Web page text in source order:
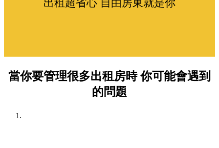
出租超省心 自由房東就是你
當你要管理很多出租房時 你可能會遇到
的問題